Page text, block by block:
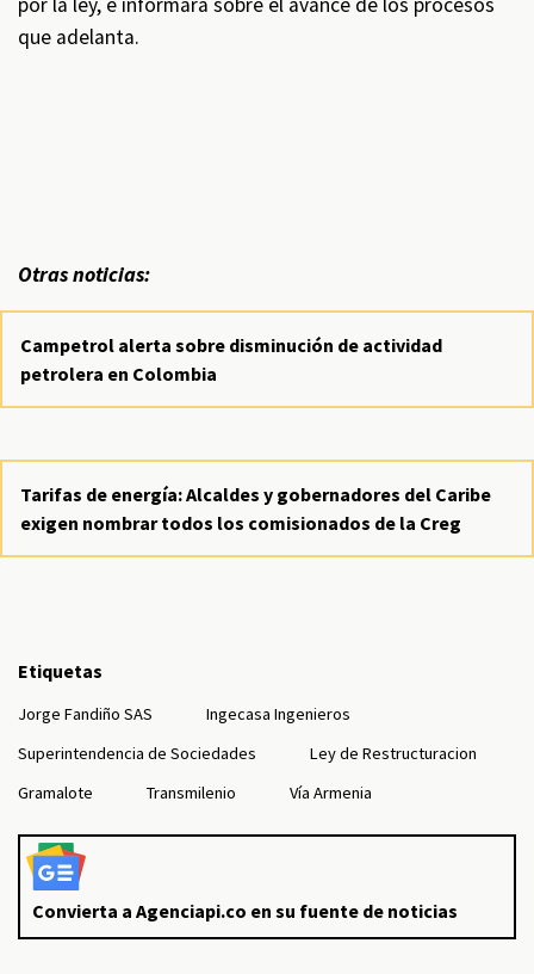
que adelanta.
Otras noticias:
Campetrol alerta sobre disminución de actividad
petrolera en Colombia
Tarifas de energía: Alcaldes y gobernadores del Caribe
exigen nombrar todos los comisionados de la Creg
Etiquetas
Jorge Fandiño SAS
Ingecasa Ingenieros
Superintendencia de Sociedades
Ley de Restructuracion
Gramalote
Transmilenio Vía Armenia
Convierta a Agenciapi.co en su fuente de noticias